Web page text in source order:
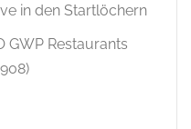
in den Startlöchern
GWP Restaurants